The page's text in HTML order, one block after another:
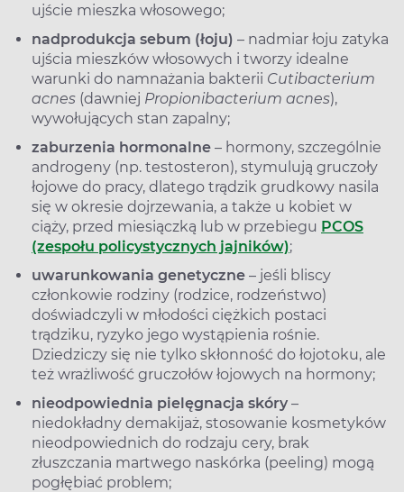
ujście mieszka włosowego;
nadprodukcja sebum (łoju) – nadmiar łoju zatyka
ujścia mieszków włosowych i tworzy idealne
warunki do namnażania bakterii Cutibacterium
acnes (dawniej Propionibacterium acnes),
wywołujących stan zapalny;
zaburzenia hormonalne – hormony, szczególnie
androgeny (np. testosteron), stymulują gruczoły
łojowe do pracy, dlatego trądzik grudkowy nasila
się w okresie dojrzewania, a także u kobiet w
ciąży, przed miesiączką lub w przebiegu PCOS
(zespołu policystycznych jajników);
uwarunkowania genetyczne – jeśli bliscy
członkowie rodziny (rodzice, rodzeństwo)
doświadczyli w młodości ciężkich postaci
trądziku, ryzyko jego wystąpienia rośnie.
Dziedziczy się nie tylko skłonność do łojotoku, ale
też wrażliwość gruczołów łojowych na hormony;
nieodpowiednia pielęgnacja skóry –
niedokładny demakijaż, stosowanie kosmetyków
nieodpowiednich do rodzaju cery, brak
złuszczania martwego naskórka (peeling) mogą
pogłębiać problem;